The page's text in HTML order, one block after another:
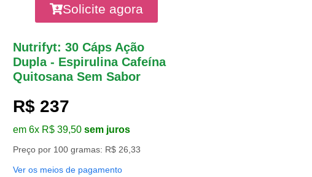
Solicite agora
Nutrifyt: 30 Cáps Ação
Dupla - Espirulina Cafeína
Quitosana Sem Sabor
R$ 237
em 6x R$ 39,50 sem juros
Preço por 100 gramas: R$ 26,33
Ver os meios de pagamento